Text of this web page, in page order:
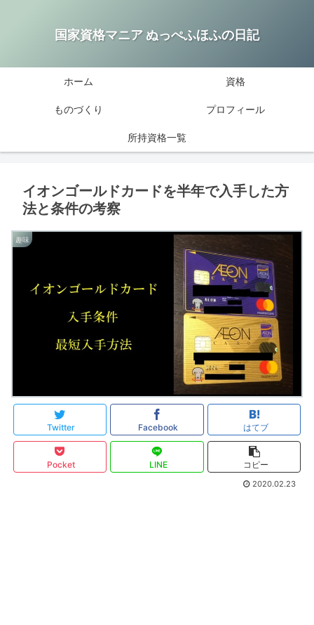
国家資格マニア ぬっぺふほふの日記
ホーム 資格
ものづくり プロフィール
所持資格一覧
イオンゴールドカードを半年で入手した方
法と条件の考察
趣味
Twitter Facebook はてブ
Pocket LINE コピー
2020.02.23